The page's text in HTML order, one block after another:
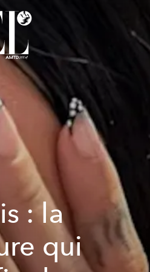
: la
qui